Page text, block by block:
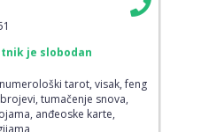
je slobodan
tarot, visak, feng
tumačenje snova,
anđeoske karte,